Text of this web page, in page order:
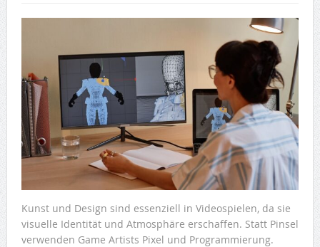
Kunst und Design sind essenziell in Videospielen, da sie
visuelle Identität und Atmosphäre erschaffen. Statt Pinsel
verwenden Game Artists Pixel und Programmierung.